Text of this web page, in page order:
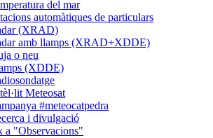
del mar
automàtiques de particulars
(XRAD)
amb llamps (XRAD+XDDE)
o neu
(XDDE)
Meteosat
#meteocatpedra
i divulgació
a "Observacions"